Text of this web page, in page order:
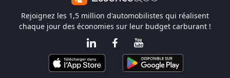
Rejoignez les 1,5 million d'automobilistes qui réalisent
chaque jour des économies sur leur budget carburant !